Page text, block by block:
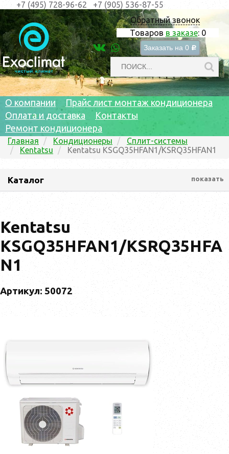
Обратный звонок
Товаров в заказе: 0
Заказать на 0 c
+7 (495) 728-96-62 +7 (905) 536-87-55
О компании
Прайс лист монтаж кондиционера
Оплата и доставка
Контакты
Ремонт кондиционера
Главная Кондиционеры
Сплит-системы
Kentatsu
Kentatsu KSGQ35HFAN1/KSRQ35HFAN1
Каталог показать
Kentatsu
KSGQ35HFAN1/KSRQ35HFA
N1
Артикул: 50072